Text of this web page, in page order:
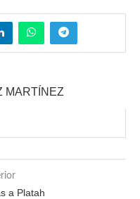
MARTÍNEZ
a Platah